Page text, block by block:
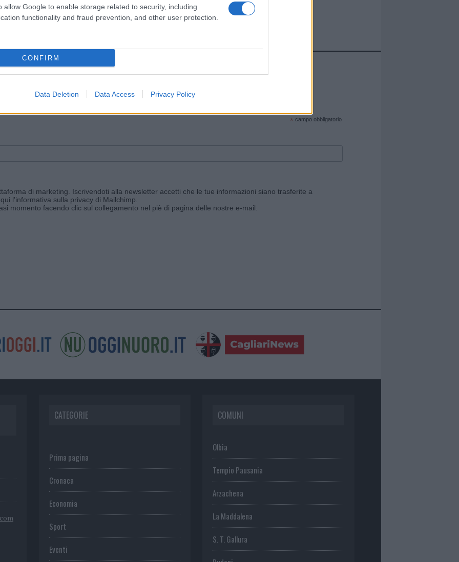
allow Google to enable storage related to security, including
functionality and fraud prevention, and other user protection.
CONFIRM
Data Deletion Data Access Privacy Policy
Invia un Comunicato Stampa|Pubblicità|Segnala
e ricevi le nostre email periodiche contenenti le ultime notizie pubblicate sul sito web!
* campo obbligatorio
di marketing. Iscrivendoti alla newsletter accetti che le tue informazioni siano trasferite a
l'informativa sulla privacy di Mailchimp
momento facendo clic sul collegamento nel piè di pagina delle nostre e-mail.
CATEGORIE
Prima pagina
Cronaca
Economia
Sport
Eventi
COMUNI
Olbia
Tempio Pausania
Arzachena
La Maddalena
S. T. Gallura